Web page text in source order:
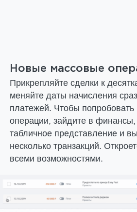
Новые массовые
Прикрепляйте сделки к
меняйте даты начисления
платежей. Чтобы
операции, зайдите в
табличное представление и
несколько транзакций.
всеми возможностями.